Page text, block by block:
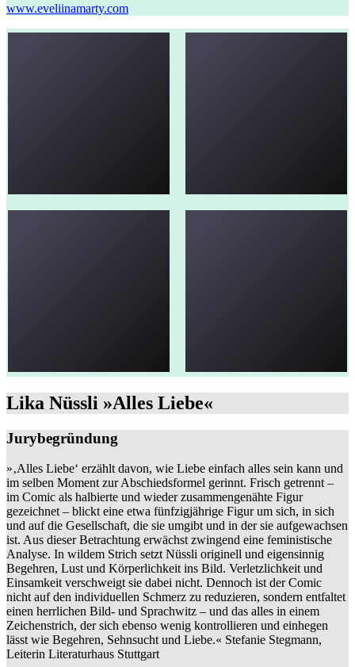
www.eveliinamarty.com
Lika Nüssli »Alles Liebe«
Jurybegründung
»‚Alles Liebe‘ erzählt davon, wie Liebe einfach alles sein kann und
im selben Moment zur Abschiedsformel gerinnt. Frisch getrennt –
im Comic als halbierte und wieder zusammengenähte Figur
gezeichnet – blickt eine etwa fünfzigjährige Figur um sich, in sich
und auf die Gesellschaft, die sie umgibt und in der sie aufgewachsen
ist. Aus dieser Betrachtung erwächst zwingend eine feministische
Analyse. In wildem Strich setzt Nüssli originell und eigensinnig
Begehren, Lust und Körperlichkeit ins Bild. Verletzlichkeit und
Einsamkeit verschweigt sie dabei nicht. Dennoch ist der Comic
nicht auf den individuellen Schmerz zu reduzieren, sondern entfaltet
einen herrlichen Bild- und Sprachwitz – und das alles in einem
Zeichenstrich, der sich ebenso wenig kontrollieren und einhegen
lässt wie Begehren, Sehnsucht und Liebe.« Stefanie Stegmann,
Leiterin Literaturhaus Stuttgart